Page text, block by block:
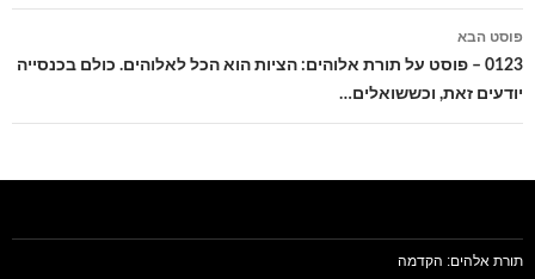
פוסט הבא
0123 – פוסט על תורת אלוהים: הציות הוא הכל לאלוהים. כולם בכנסייה
יודעים זאת, וכששואלים…
תורת אלהים: הקדמה